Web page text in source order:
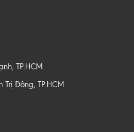
TP.HCM
Đông, TP.HCM